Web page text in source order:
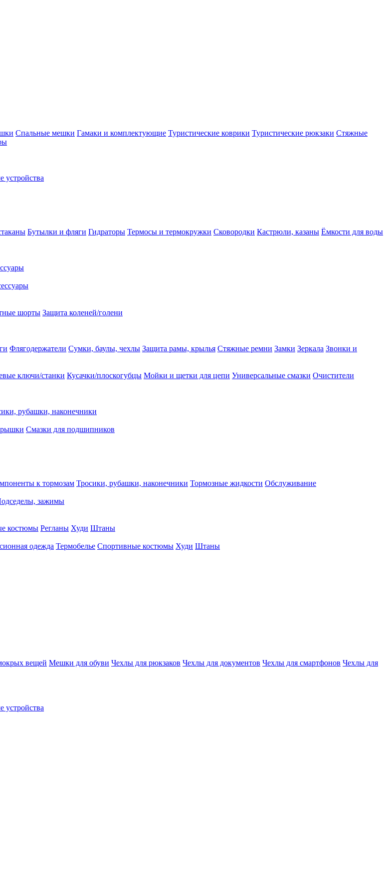
Спальные мешки Гамаки и комплектующие Туристические коврики Туристические рюкзаки Стяжные
устройства
Бутылки и фляги Гидраторы Термосы и термокружки Сковородки Кастрюли, казаны Ёмкости для воды
шорты Защита коленей/голени
Флягодержатели Сумки, баулы, чехлы Защита рамы, крылья Стяжные ремни Замки Зеркала Звонки и
ключи/станки Кусачки/плоскогубцы Мойки и щетки для цепи Универсальные смазки Очистители
рубашки, наконечники
Смазки для подшипников
к тормозам Тросики, рубашки, наконечники Тормозные жидкости Обслуживание
зажимы
костюмы Регланы Худи Штаны
одежда Термобелье Спортивные костюмы Худи Штаны
вещей Мешки для обуви Чехлы для рюкзаков Чехлы для документов Чехлы для смартфонов Чехлы для
устройства